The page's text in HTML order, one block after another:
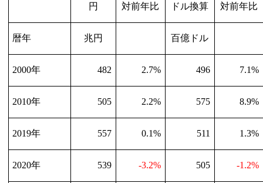
円 対前年比 ドル換算 対前年比
暦年 兆円 百億ドル
2000年 482 2.7% 496 7.1%
2010年 505 2.2% 575 8.9%
2019年 557 0.1% 511 1.3%
2020年 539 -3.2% 505 -1.2%